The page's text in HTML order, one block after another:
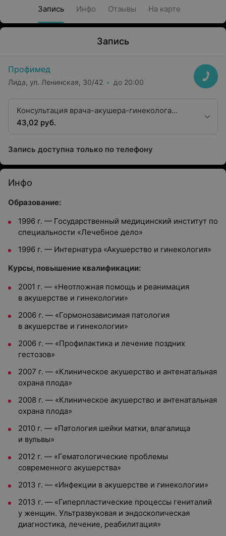
Запись Инфо Отзывы На карте
Запись
Профимед
Лида, ул. Ленинская, 30/42 до 20:00
Консультация врача-акушера-гинеколога
второй квалификационной категории
43,02 руб.
Запись доступна только по телефону
Инфо
Образование:
1996 г. — Государственный медицинский институт по
специальности «Лечебное дело»
1996 г. — Интернатура «Акушерство и гинекология»
Курсы, повышение квалификации:
2001 г. — «Неотложная помощь и реанимация
в акушерстве и гинекологии»
2006 г. — «Гормонозависимая патология
в акушерстве и гинекологии»
2006 г. — «Профилактика и лечение поздних
гестозов»
2007 г. — «Клиническое акушерство и антенатальная
охрана плода»
2008 г. — «Клиническое акушерство и антенатальная
охрана плода»
2010 г. — «Патология шейки матки, влагалища
и вульвы»
2012 г. — «Гематологические проблемы
современного акушерства»
2013 г. — «Инфекции в акушерстве и гинекологии»
2013 г. — «Гиперпластические процессы гениталий
у женщин. Ультразвуковая и эндоскопическая
диагностика, лечение, реабилитация»